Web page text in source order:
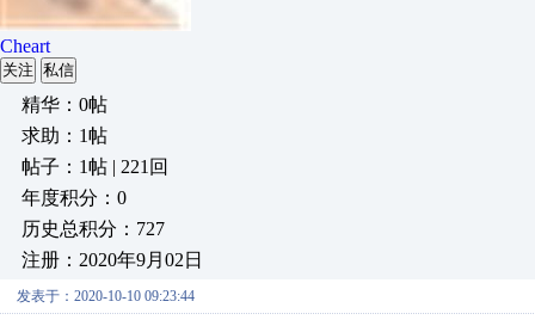
Cheart
关注 私信
精华：0帖
求助：1帖
帖子：1帖 | 221回
年度积分：0
历史总积分：727
注册：2020年9月02日
发表于：2020-10-10 09:23:44